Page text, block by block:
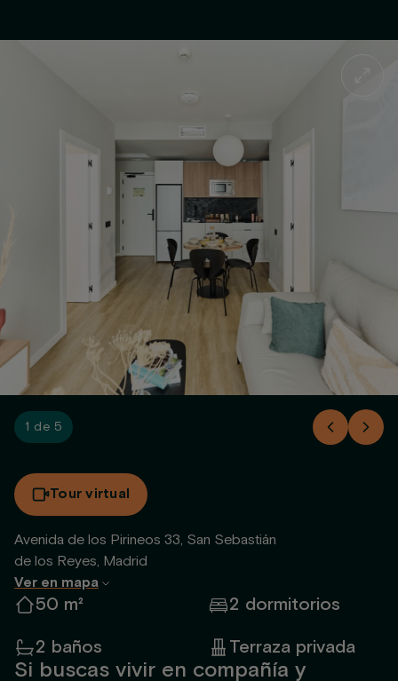
1 de 5
Tour virtual
Avenida de los Pirineos 33, San Sebastián
de los Reyes, Madrid
Ver en mapa
50 m²
2 dormitorios
2 baños
Terraza privada
Si buscas vivir en compañía y